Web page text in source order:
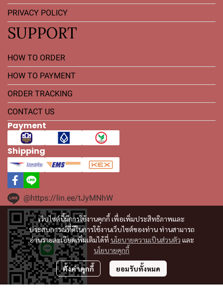
เว็บไซต์นี้มีการใช้งานคุกกี้ เพื่อเพิ่มประสิทธิภาพและ
ประสบการณ์ที่ดีในการใช้งานเว็บไซต์ของท่าน ท่านสามารถ
อ่านรายละเอียดเพิ่มเติมได้ที่ นโยบายความเป็นส่วนตัว และ
นโยบายคุกกี้
ตั้งค่าคุกกี้ ยอมรับทั้งหมด
PRIVACY POLICY
SUPPORT
HOW TO ORDER
HOW TO PAYMENT
ORDER TRACKING
CONTACT US
Payment
Shipping
@https://lin.ee/tJyMNhW